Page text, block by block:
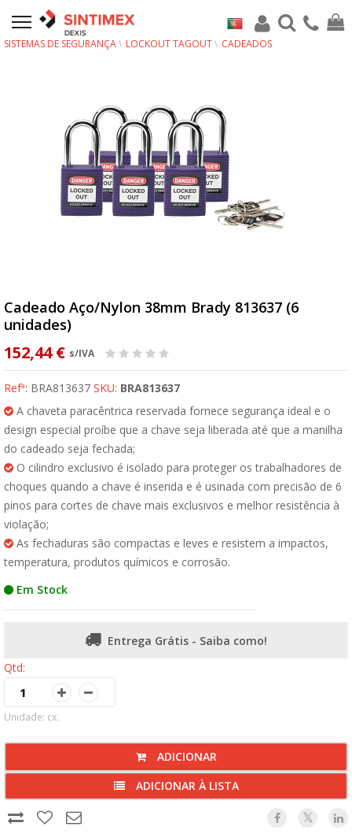
SISTEMAS DE SEGURANÇA LOCKOUT TAGOUT CADEADOS
Cadeado Aço/Nylon 38mm Brady 813637 (6
unidades)
152,44 € s/IVA
Refª: BRA813637 SKU: BRA813637
A chaveta paracêntrica reservada fornece segurança ideal e o
design especial proíbe que a chave seja liberada até que a manilha
do cadeado seja fechada;
O cilindro exclusivo é isolado para proteger os trabalhadores de
choques quando a chave é inserida e é usinada com precisão de 6
pinos para cortes de chave mais exclusivos e melhor resistência à
violação;
As fechaduras são compactas e leves e resistem a impactos,
temperatura, produtos químicos e corrosão.
Em Stock
Entrega Grátis - Saiba como!
Qtd:
Unidade: cx.
ADICIONAR
ADICIONAR À LISTA